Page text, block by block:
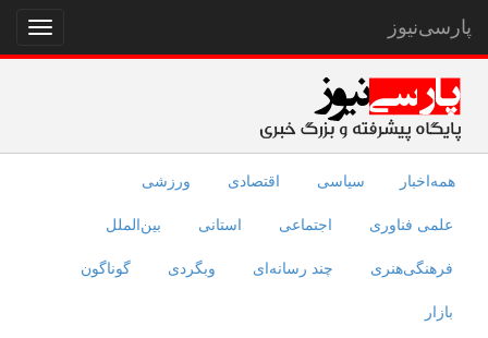
نمایش
منو
پارسی‌نیوز
همه‌اخبار سیاسی اقتصادی ورزشی
علمی فناوری اجتماعی استانی بین‌الملل
فرهنگی‌هنری چند رسانه‌ای وبگردی گوناگون
بازار